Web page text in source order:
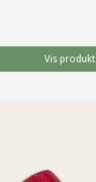
Vis produkt